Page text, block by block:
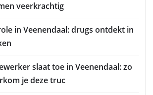
veerkrachtig
in Veenendaal: drugs ontdekt in
slaat toe in Veenendaal: zo
je deze truc